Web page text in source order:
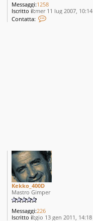
Messaggi:1258
Iscritto il:mer 11 lug 2007, 10:14
Contatta:
Kekko_400D
Mastro Gimper
Messaggi:226
Iscritto il:gio 13 gen 2011, 14:18